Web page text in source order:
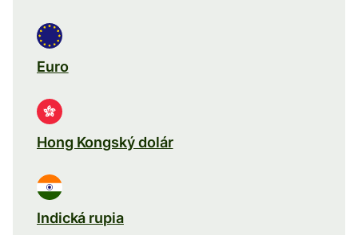
Euro
Hong Kongský dolár
Indická rupia